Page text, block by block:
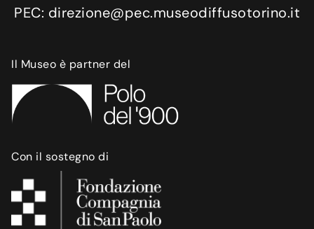
PEC: direzione@pec.museodiffusotorino.it
Il Museo è partner del
Con il sostegno di